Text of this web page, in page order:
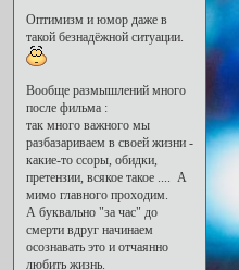
Оптимизм и юмор даже в
такой безнадёжной ситуации.
Вообще размышлений много
после фильма :
так много важного мы
разбазариваем в своей жизни -
какие-то ссоры, обидки,
претензии, всякое такое .... А
мимо главного проходим.
А буквально "за час" до
смерти вдруг начинаем
осознавать это и отчаянно
любить жизнь.